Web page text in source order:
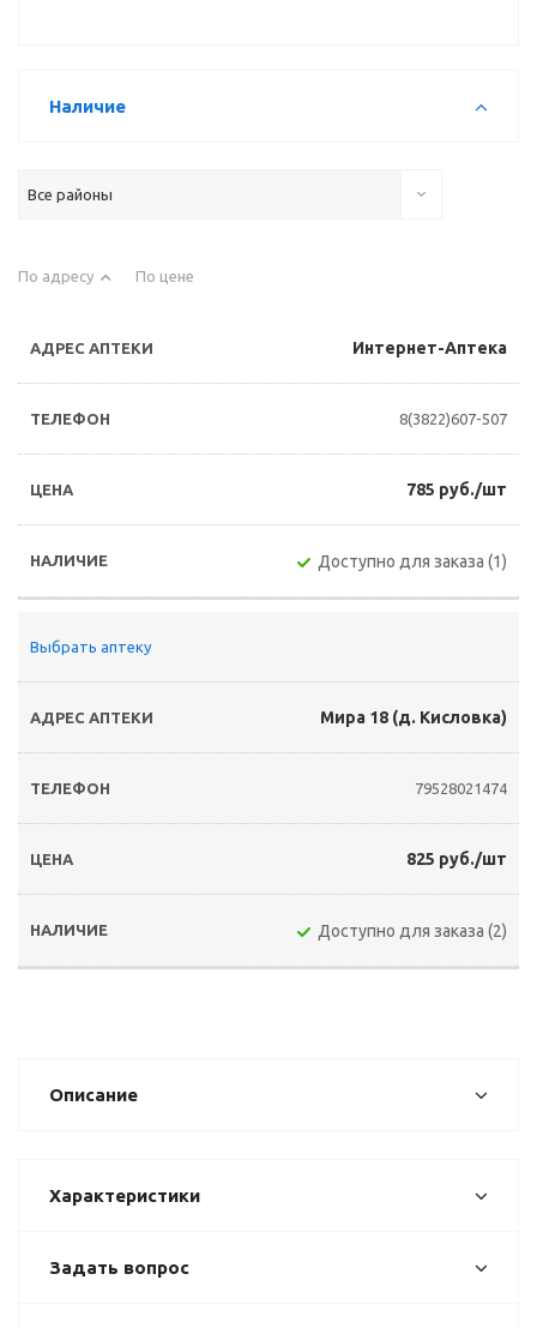
Наличие
Все районы
По адресу По цене
Интернет-Аптека
8(3822)607-507
785 руб./шт
Доступно для заказа (1)
Выбрать аптеку
Мира 18 (д. Кисловка)
79528021474
825 руб./шт
Доступно для заказа (2)
Описание
Характеристики
Задать вопрос